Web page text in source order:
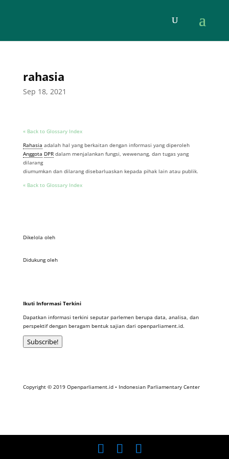
rahasia
Sep 18, 2021
« Back to Glossary Index
Rahasia adalah hal yang berkaitan dengan informasi yang diperoleh
Anggota DPRdalam menjalankan fungsi, wewenang, dan tugas yang
dilarang
diumumkan dan dilarang disebarluaskan kepada pihak lain atau publik.
« Back to Glossary Index
Dikelola oleh
Didukung oleh
Ikuti Informasi Terkini
Dapatkan informasi terkini seputar parlemen berupa data, analisa, dan
perspektif dengan beragam bentuk sajian dari openparliament.id.
Subscribe!
Copyright © 2019 Openparliament.id • Indonesian Parliamentary Center